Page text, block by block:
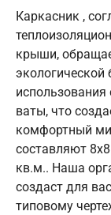
Каркасник ,
крыши,
экологической
использования
ваты, что
комфортный
составляют
кв.м.. Наша
создаст для
типовому